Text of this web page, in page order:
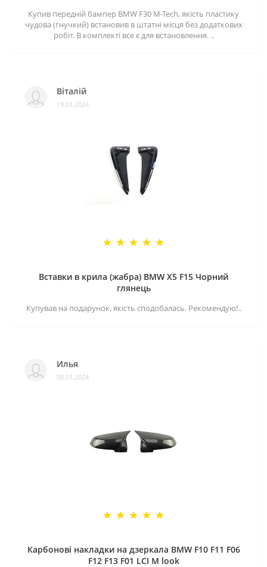
Купив передній бампер BMW F30 M-Tech, якість пластику
чудова (гнучкий) встановив в штатні місця без додаткових
робіт. В комплекті все є для встановлення. ..
Віталій
19.01.2024
Вставки в крила (жабра) BMW X5 F15 Чорний
глянець
Купував на подарунок, якість сподобалась. Рекомендую!..
Илья
08.01.2024
Карбонові накладки на дзеркала BMW F10 F11 F06
F12 F13 F01 LCI M look